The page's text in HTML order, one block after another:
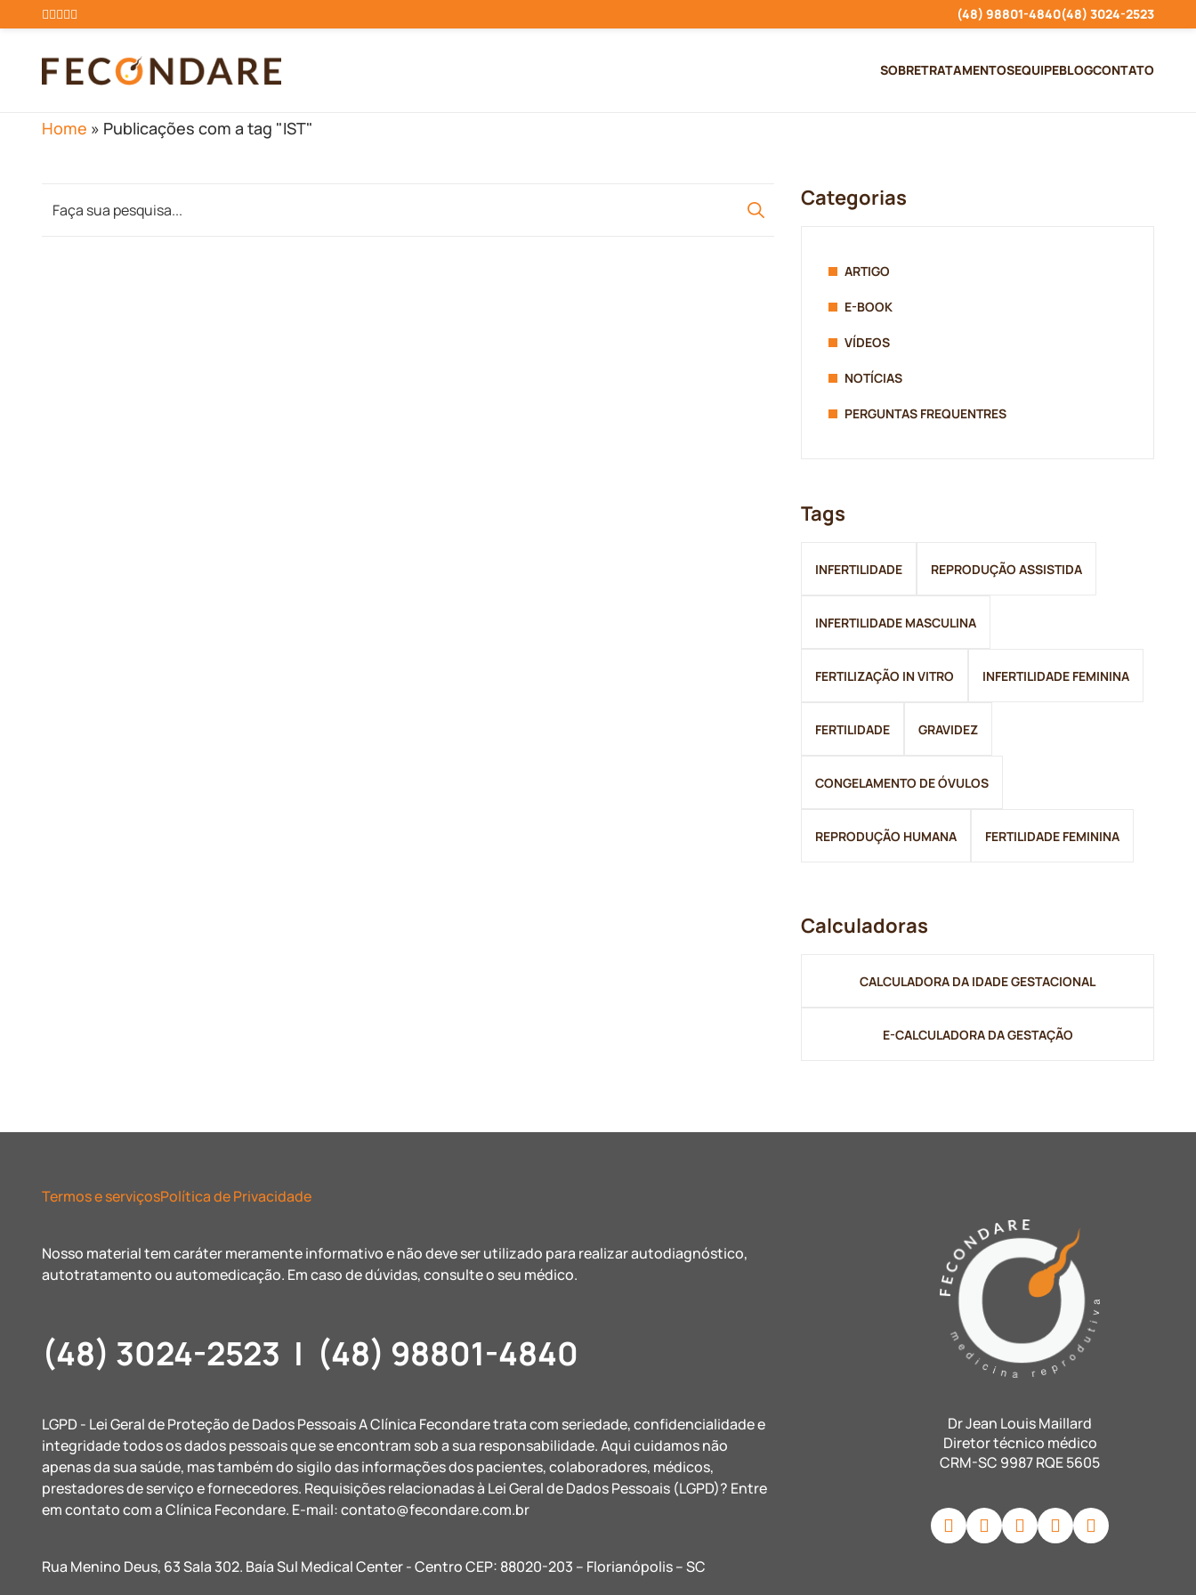
(48) 98801-4840(48) 3024-2523
SOBRETRATAMENTOSEQUIPEBLOGCONTATO
Home » Publicações com a tag "IST"
Categorias
ARTIGO
E-BOOK
VÍDEOS
NOTÍCIAS
PERGUNTAS FREQUENTRES
Tags
INFERTILIDADE REPRODUÇÃO ASSISTIDA
INFERTILIDADE MASCULINA
FERTILIZAÇÃO IN VITRO INFERTILIDADE FEMININA
FERTILIDADE GRAVIDEZ
CONGELAMENTO DE ÓVULOS
REPRODUÇÃO HUMANA FERTILIDADE FEMININA
Calculadoras
CALCULADORA DA IDADE GESTACIONAL
E-CALCULADORA DA GESTAÇÃO
Termos e serviçosPolítica de Privacidade
Nosso material tem caráter meramente informativo e não deve ser utilizado para realizar autodiagnóstico,
autotratamento ou automedicação. Em caso de dúvidas, consulte o seu médico.
(48) 3024-2523 | (48) 98801-4840
LGPD - Lei Geral de Proteção de Dados Pessoais A Clínica Fecondare trata com seriedade, confidencialidade e
integridade todos os dados pessoais que se encontram sob a sua responsabilidade. Aqui cuidamos não
apenas da sua saúde, mas também do sigilo das informações dos pacientes, colaboradores, médicos,
prestadores de serviço e fornecedores. Requisições relacionadas à Lei Geral de Dados Pessoais (LGPD)? Entre
em contato com a Clínica Fecondare. E-mail:contato@fecondare.com.br
Rua Menino Deus, 63 Sala 302. Baía Sul Medical Center - Centro CEP: 88020-203 – Florianópolis – SC
Dr Jean Louis Maillard
Diretor técnico médico
CRM-SC 9987 RQE 5605